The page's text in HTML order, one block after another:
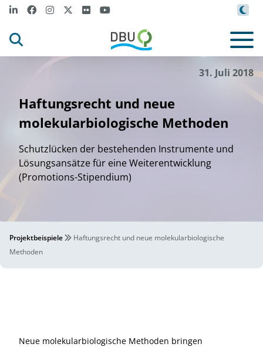
31. Juli 2018
Haftungsrecht und neue
molekularbiologische Methoden
Schutzlücken der bestehenden Instrumente und
Lösungsansätze für eine Weiterentwicklung
(Promotions-Stipendium)
Projektbeispiele
Haftungsrecht und neue molekularbiologische
Methoden
Neue molekularbiologische Methoden bringen